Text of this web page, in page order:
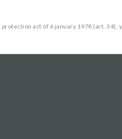
act of 6 january 1978 (art.